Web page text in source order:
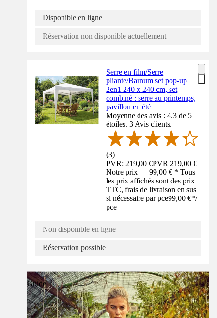
Disponible en ligne
Réservation non disponible actuellement
Serre en film/Serre
pliante/Barnum set pop-up
2en1 240 x 240 cm, set
combiné : serre au printemps,
pavillon en été
Moyenne des avis : 4.3 de 5
étoiles. 3 Avis clients.
(3)
PVR: 219,00 €PVR219,00 €
Notre prix — 99,00 € * Tous
les prix affichés sont des prix
TTC, frais de livraison en sus
si nécessaire par pce99,00 €*/
pce
Non disponible en ligne
Réservation possible
Guide